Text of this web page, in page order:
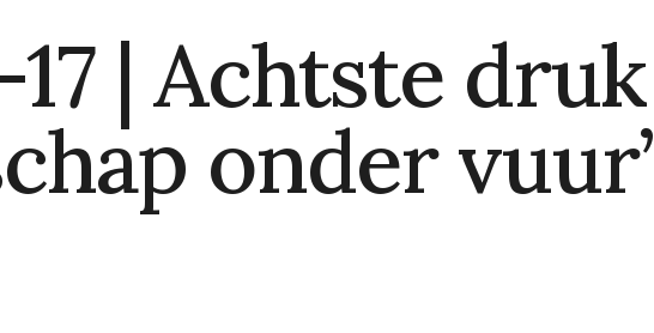
17 | Achtste druk
onder vuur’